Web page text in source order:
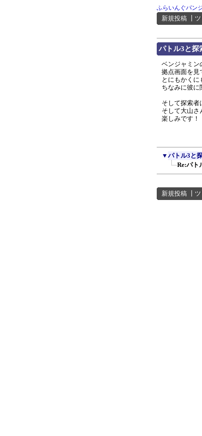
ふらいんぐパン
新規投稿
パトル3と探
ベンジャミン
拠点画面を見
とにもかく
ちなみに彼に
そして探索者
そして大山さ
楽しみです！
▼ パトル3と
Re:パト
新規投稿